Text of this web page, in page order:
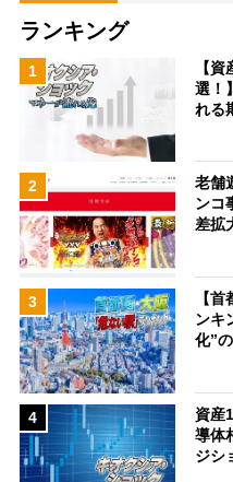
ランキング
1
【
選！
れる
2
老舗
ンコ
差拡
3
【
ンキ
化”
4
資産
導体
ジシ